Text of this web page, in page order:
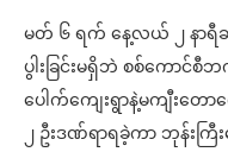
မတ် ၆ ရက် နေ့လယ် ၂ နာရီခ
ပွါးခြင်းမရှိဘဲ စစ်ကောင်
ပေါက်ကျေးရွာနဲ့မကျီးတော
၂ ဦးဒဏ်ရာရခဲ့ကာ ဘုန်းကြီ